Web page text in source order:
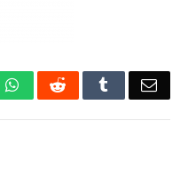
WhatsAppReddit Tumblr